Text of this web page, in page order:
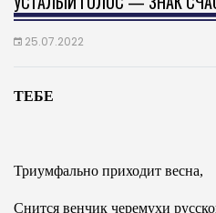
25.07.2022
ТЕБЕ
Триумфально приходит весна,
Снится венчик черемухи